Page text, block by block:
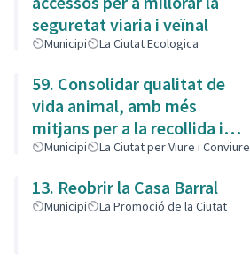
seguretat viaria i veïnal
Municipi La Ciutat Ecologica
59. Consolidar qualitat de
vida animal, amb més
mitjans per a la recollida i
control de colònies de gats
Municipi La Ciutat per Viure i Conviure
13. Reobrir la Casa Barral
Municipi La Promoció de la Ciutat